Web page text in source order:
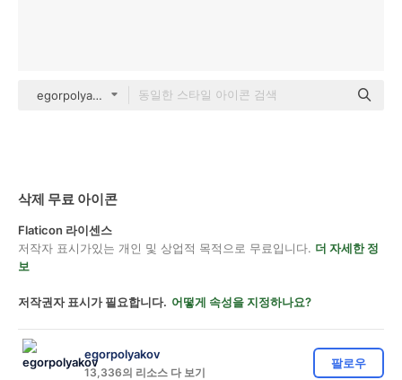
egorpolyakov Others
삭제 무료 아이콘
Flaticon 라이센스
저작자 표시가있는 개인 및 상업적 목적으로 무료입니다. 더 자세한 정
보
저작권자 표시가 필요합니다. 어떻게 속성을 지정하나요?
egorpolyakov
13,336의 리소스 다 보기
팔로우